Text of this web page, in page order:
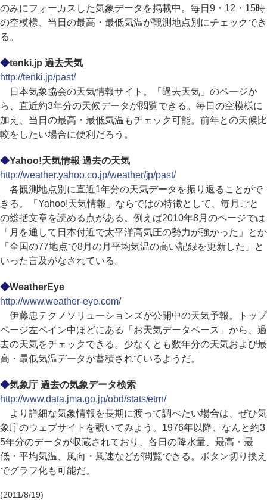
のみにフォーカスした気象データを掲載中。毎日9・12・15時
の空模様、当日の最高・最低気温が観測地点別にチェックでき
る。
◆tenki.jp 過去天気
http://tenki.jp/past/
日本気象協会の天気情報サイト。「過去天気」のページか
ら、直近約3年分の天候データが閲覧できる。毎日の空模様に
加え、当日の最高・最低気温もチェック可能。前年との天候比
較をしたい場合に便利だろう。
◆Yahoo!天気情報 過去の天気
http://weather.yahoo.co.jp/weather/jp/past/
各観測地点別に直近1年分の天気データを振り返ることがで
きる。「Yahoo!天気情報」ならではの特徴として、毎月ごと
の総括文章を読める点がある。例えば2010年8月のページでは
「月を通して日本付近で太平洋高気圧の勢力が強かった」とか
「全国の77地点で8月の月平均気温の高い記録を更新した」と
いった言及がなされている。
◆WeatherEye
http://www.weather-eye.com/
伊藤忠テクノソリューションズが公開中の天気予報。トップ
ページ左ペイン中ほどにある「お天気データベース」から、過
去の天気をチェックできる。少なくとも数年分の天気および最
高・最低気温データが蓄積されているようだ。
◆気象庁 過去の気象データ検索
http://www.data.jma.go.jp/obd/stats/etrn/
より詳細な気象情報を長期に渡って調べたい場合は、ぜひ気
象庁のウェブサイトを覗いてみよう。1976年以降、なんと約3
5年分のデータが収蔵されており、各日の降水量、最高・最
低・平均気温、風向・風速などが閲覧できる。ボタン切り換え
でグラフ化も可能だ。
(2011/8/19)